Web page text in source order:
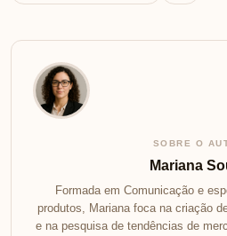
SOBRE O
Mariana
Formada em Comunicação e
produtos, Mariana foca na criação
e na pesquisa de tendências de